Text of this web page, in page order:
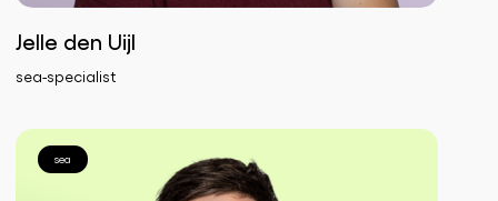
Jelle den Uijl
sea-specialist
sea